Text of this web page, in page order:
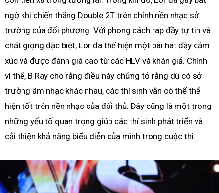
ngờ khi chiến thắng Double 2T trên chính nền nhạc sở
trường của đối phương. Với phong cách rap đầy tự tin và
chất giọng đặc biệt, Lor đã thể hiện một bài hát đầy cảm
xúc và được đánh giá cao từ các HLV và khán giả. Chính
vì thế, B Ray cho rằng điều này chứng tỏ rằng dù có sở
trường âm nhạc khác nhau, các thí sinh vẫn có thể thể
hiện tốt trên nền nhạc của đối thủ. Đây cũng là một trong
những yếu tố quan trọng giúp các thí sinh phát triển và
cải thiện khả năng biểu diễn của mình trong cuộc thi.